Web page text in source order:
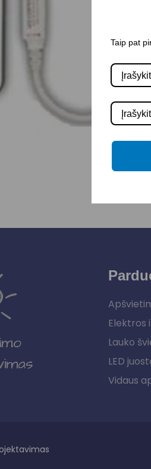
Elektros
Lauko
LED
Vidaus
Taip pat